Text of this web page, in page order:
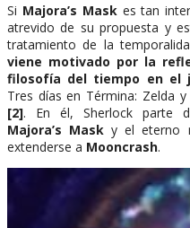
Si Majora’s Maskes tan
atrevido de su propuesta y
tratamiento de la
viene motivado por la
filosofía del tiempo en el
Tres días en Términa: Zelda
[2]. En él, Sherlock parte
Majora’s Mask y el eterno
extenderse a Mooncrash.